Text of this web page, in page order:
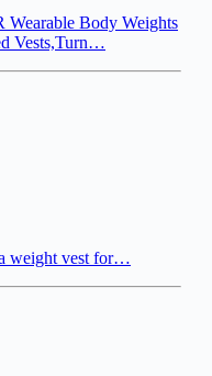
Body Weights
Vests,Turn…
weight vest for…